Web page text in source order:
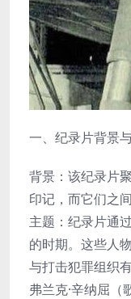
一、纪录片背景
背景：该纪录片
印记，而它们之
主题：纪录片通
的时期。这些人
与打击犯罪组织
弗兰克·辛纳屈（